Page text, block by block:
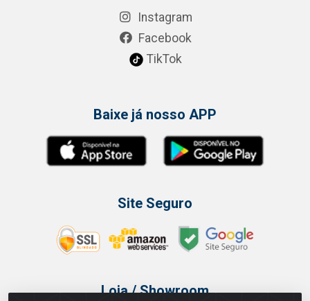
Instagram
Facebook
TikTok
Baixe já nosso APP
Site Seguro
Loja / Showroom